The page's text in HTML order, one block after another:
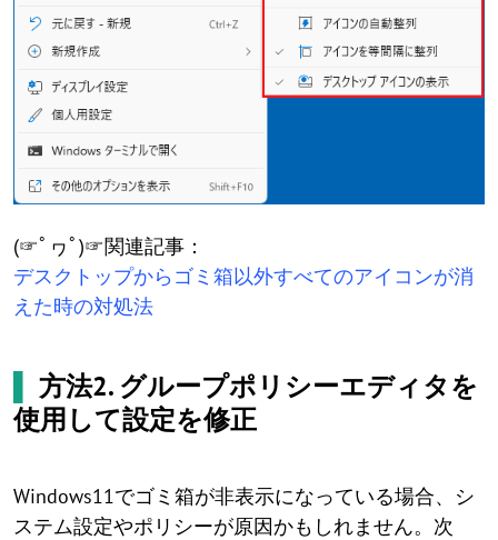
(☞ﾟヮﾟ)☞関連記事：
デスクトップからゴミ箱以外すべてのアイコンが消
えた時の対処法
方法2. グループポリシーエディタを
使用して設定を修正
Windows11でゴミ箱が非表示になっている場合、シ
ステム設定やポリシーが原因かもしれません。次